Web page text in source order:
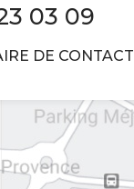
03 09
DE CONTACT